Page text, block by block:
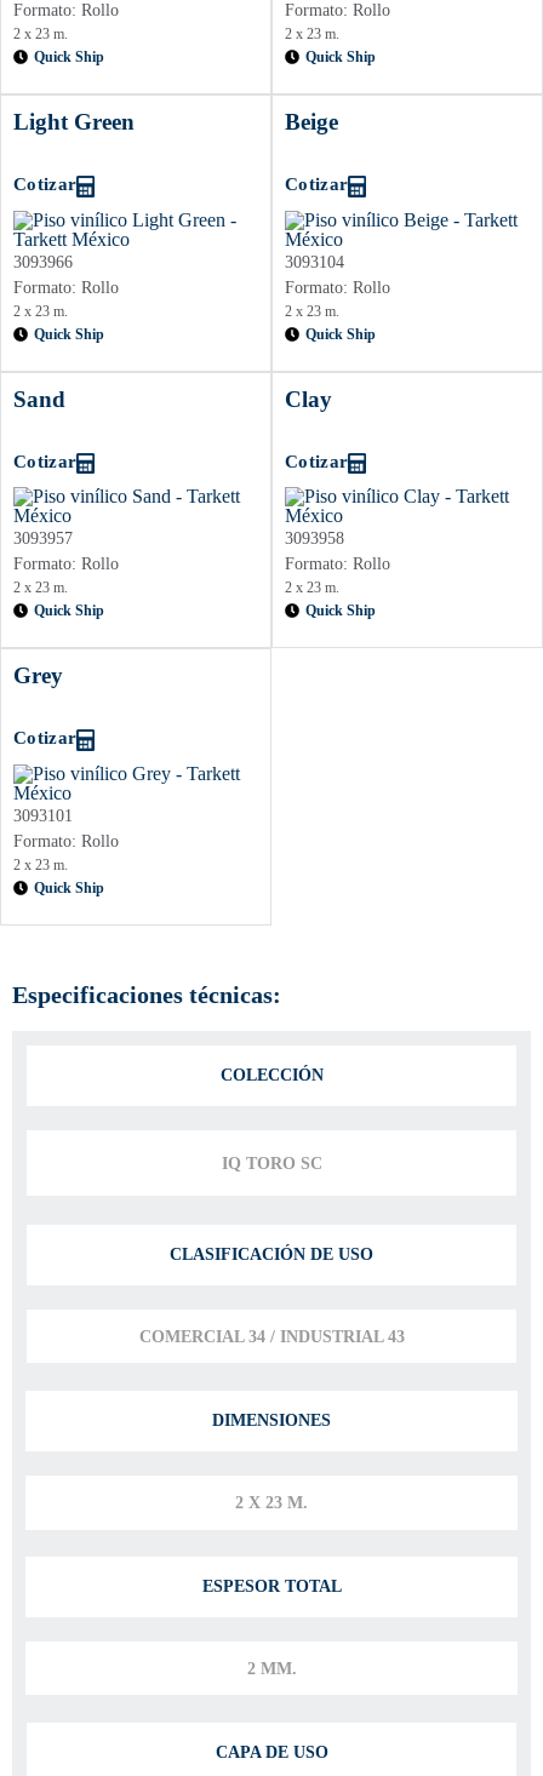
Formato: Rollo
2 x 23 m.
Quick Ship
Formato: Rollo
2 x 23 m.
Quick Ship
Light Green
Cotizar
3093966
Formato: Rollo
2 x 23 m.
Quick Ship
Beige
Cotizar
3093104
Formato: Rollo
2 x 23 m.
Quick Ship
Sand
Cotizar
3093957
Formato: Rollo
2 x 23 m.
Quick Ship
Clay
Cotizar
3093958
Formato: Rollo
2 x 23 m.
Quick Ship
Grey
Cotizar
3093101
Formato: Rollo
2 x 23 m.
Quick Ship
Especificaciones técnicas:
COLECCIÓN
IQ TORO SC
CLASIFICACIÓN DE USO
COMERCIAL 34 / INDUSTRIAL 43
DIMENSIONES
2 X 23 M.
ESPESOR TOTAL
2 MM.
CAPA DE USO